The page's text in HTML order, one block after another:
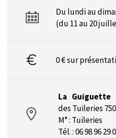
Du lundi au
(du 11 au 20
0 € sur
La Guiguette
des Tuileries
M° : Tuileries
Tél. : 06 98 96 29